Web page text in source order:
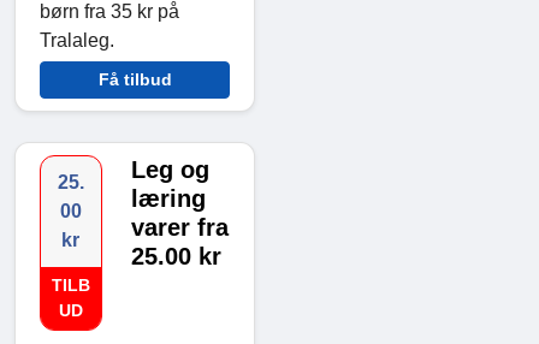
børn fra 35 kr på
Tralaleg.
Få tilbud
25.
00
kr
TILB
UD
Leg og
læring
varer fra
25.00 kr